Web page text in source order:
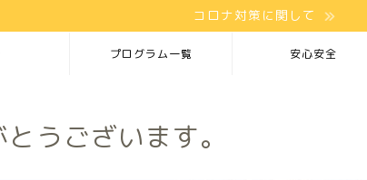
コロナ対策に関して
プログラム一覧 安心安全
うございます。